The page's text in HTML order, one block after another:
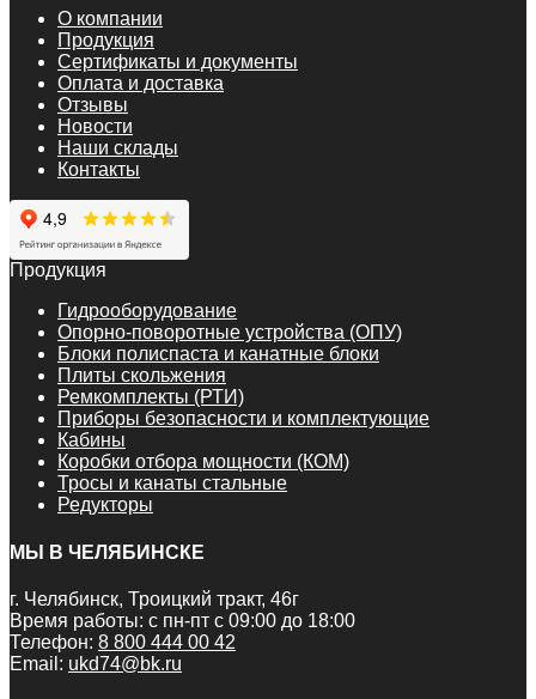
О компании
Продукция
Сертификаты и документы
Оплата и доставка
Отзывы
Новости
Наши склады
Контакты
Продукция
Гидрооборудование
Опорно-поворотные устройства (ОПУ)
Блоки полиспаста и канатные блоки
Плиты скольжения
Ремкомплекты (РТИ)
Приборы безопасности и комплектующие
Кабины
Коробки отбора мощности (КОМ)
Тросы и канаты стальные
Редукторы
МЫ В ЧЕЛЯБИНСКЕ
г. Челябинск, Троицкий тракт, 46г
Время работы: с пн-пт с 09:00 до 18:00
Телефон: 8 800 444 00 42
Email: ukd74@bk.ru